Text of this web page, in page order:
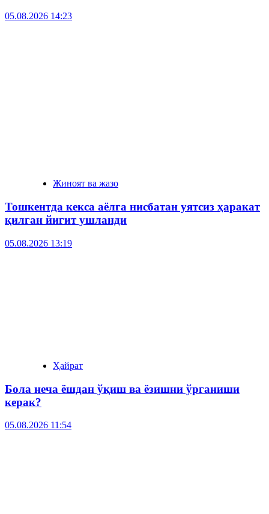
05.08.2026 14:23
Жиноят ва жазо
Тошкентда кекса аёлга нисбатан уятсиз ҳаракат
қилган йигит ушланди
05.08.2026 13:19
Ҳайрат
Бола неча ёшдан ўқиш ва ёзишни ўрганиши
керак?
05.08.2026 11:54